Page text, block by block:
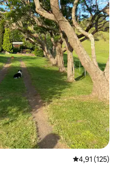
Просечна
4,91 (125)